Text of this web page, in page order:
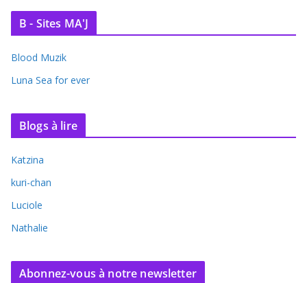
B - Sites MA'J
Blood Muzik
Luna Sea for ever
Blogs à lire
Katzina
kuri-chan
Luciole
Nathalie
Abonnez-vous à notre newsletter